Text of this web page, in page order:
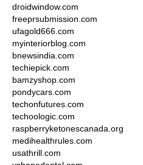
droidwindow.com
freeprsubmission.com
ufagold666.com
myinteriorblog.com
bnewsindia.com
techiepick.com
bamzyshop.com
pondycars.com
techonfutures.com
techoologic.com
raspberryketonescanada.org
medihealthrules.com
usathrill.com